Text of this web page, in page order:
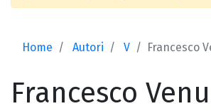
Home Autori V Francesco
Francesco